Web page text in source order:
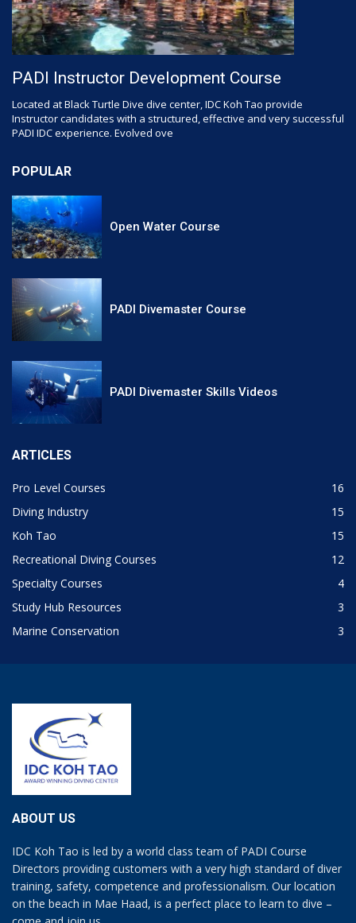
PADI Instructor Development Course
Located at Black Turtle Dive dive center, IDC Koh Tao provide
Instructor candidates with a structured, effective and very successful
PADI IDC experience. Evolved ove
POPULAR
Open Water Course
PADI Divemaster Course
PADI Divemaster Skills Videos
ARTICLES
Pro Level Courses
16
Diving Industry
15
Koh Tao
15
Recreational Diving Courses
12
Specialty Courses
4
Study Hub Resources
3
Marine Conservation
3
ABOUT US
IDC Koh Tao is led by a world class team of PADI Course
Directors providing customers with a very high standard of diver
training, safety, competence and professionalism. Our location
on the beach in Mae Haad, is a perfect place to learn to dive –